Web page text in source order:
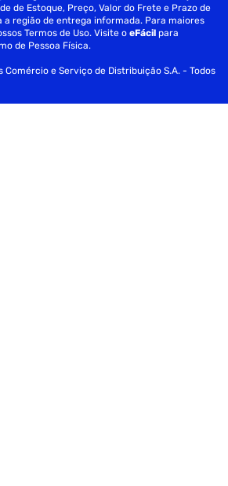
(Wide) + 50MP (Ultra Wide) 10MP
Das Câmeras Traseiras: F1.7 + F2.2 +
de Estoque, Preço, Valor do Frete e Prazo de
a região de entrega informada. Para maiores
Termos de Uso. Visite oeFácil para
de Pessoa Física.
e Serviço de Distribuição S.A. - Todos